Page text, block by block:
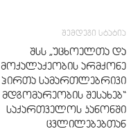
შემდეგი სტატია
შსს „უცხოელთა და
მოქალაქეობის არმქონე
პირთა სამართლებრივი
მდგომარეობის შესახებ“
საქართველოს კანონში
ცვლილებებთან